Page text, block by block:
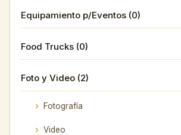
Equipamiento p/Eventos (0)
Food Trucks (0)
Foto y Video (2)
Fotografía
Video